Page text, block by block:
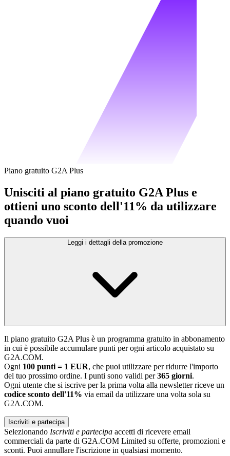
Piano gratuito G2A Plus
Unisciti al piano gratuito G2A Plus e
ottieni uno sconto dell'11% da utilizzare
quando vuoi
Leggi i dettagli della promozione
Il piano gratuito G2A Plus è un programma gratuito in abbonamento
in cui è possibile accumulare punti per ogni articolo acquistato su
G2A.COM.
Ogni 100 punti = 1 EUR, che puoi utilizzare per ridurre l'importo
del tuo prossimo ordine. I punti sono validi per365 giorni.
Ogni utente che si iscrive per la prima volta alla newsletter riceve un
codice sconto dell'11% via email da utilizzare una volta sola su
G2A.COM.
Iscriviti e partecipa
Selezionando Iscriviti e partecipa accetti di ricevere email
commerciali da parte di G2A.COM Limited su offerte, promozioni e
sconti. Puoi annullare l'iscrizione in qualsiasi momento.